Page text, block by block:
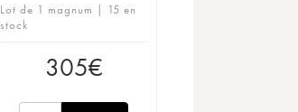
Lot de 1 magnum | 15 en
stock
305€